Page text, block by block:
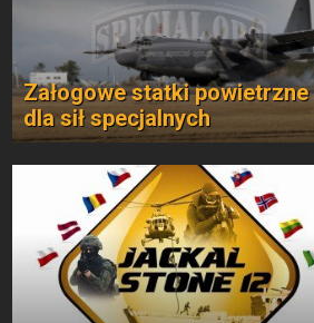
Załogowe statki powietrzne
dla sił specjalnych